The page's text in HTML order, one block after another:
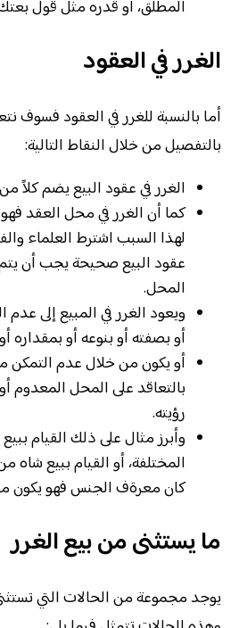
المطلق، أو قدره مثل قول
الغرر في العقود
أما بالنسبة للغرر في العقود فسوف
بالتفصيل من خلال النقاط التالية:
الغرر في عقود البيع يضم كلاً
كما أن الغرر في محل العقد
لهذا السبب اشترط العلماء
عقود البيع صحيحة يجب أن
المحل.
ويعود الغرر في المبيع إلى عدم
أو بصفته أو بنوعه أو بمقداره
أو يكون من خلال عدم التمكن
بالتعاقد على المحل المعدوم
رؤيته.
وأبرز مثال على ذلك القيام
المختلفة، أو القيام ببيع
كان معرةف الجنس فهو يكون
ما يستثنى من بيع الغرر
يوجد مجموعة من الحالات التي